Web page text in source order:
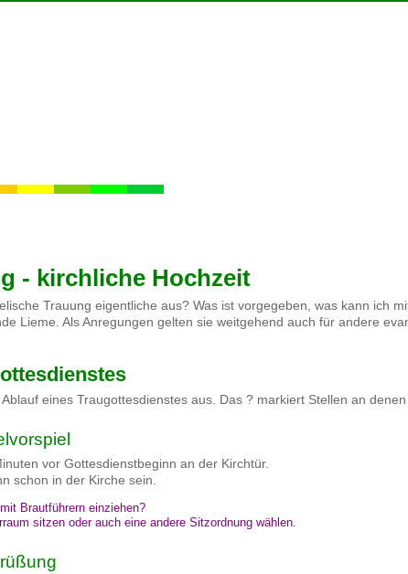
- kirchliche Hochzeit
Trauung eigentliche aus? Was ist vorgegeben, was kann ich
Lieme. Als Anregungen gelten sie weitgehend auch für andere
eines Traugottesdienstes aus. Das ? markiert Stellen an
vor Gottesdienstbeginn an der Kirchtür.
schon in der Kirche sein.
Brautführern einziehen?
sitzen oder auch eine andere Sitzordnung wählen.